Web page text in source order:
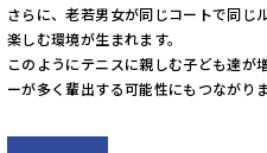
さらに、老若男女が同じコートで同じ
楽しむ環境が生まれます。
このようにテニスに親しむ子ども達が
ーが多く輩出する可能性にもつながりま